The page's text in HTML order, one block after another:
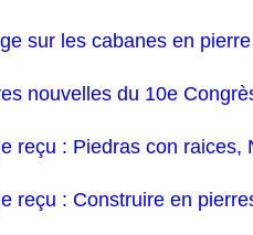
sur les cabanes en
nouvelles du 10e
reçu : Piedras con raices,
reçu : Construire en